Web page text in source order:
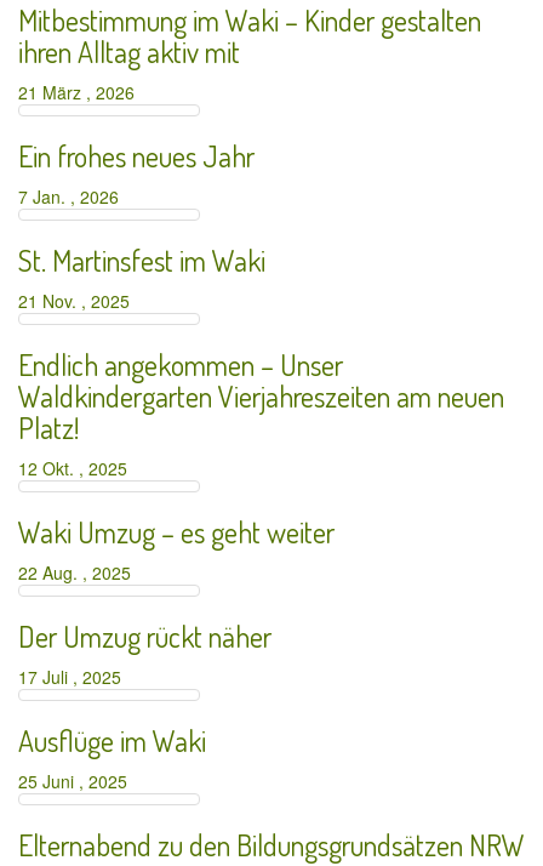
Mitbestimmung im Waki – Kinder gestalten
ihren Alltag aktiv mit
21 März , 2026
Ein frohes neues Jahr
7 Jan. , 2026
St. Martinsfest im Waki
21 Nov. , 2025
Endlich angekommen – Unser
Waldkindergarten Vierjahreszeiten am neuen
Platz!
12 Okt. , 2025
Waki Umzug – es geht weiter
22 Aug. , 2025
Der Umzug rückt näher
17 Juli , 2025
Ausflüge im Waki
25 Juni , 2025
Elternabend zu den Bildungsgrundsätzen NRW